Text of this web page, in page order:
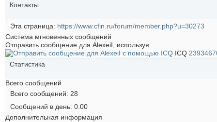
Контакты
Эта страница
https://www.cfin.ru/forum/member.php?u=30273
Система мгновенных сообщений
Отправить сообщение для AlexeiI, используя...
ICQ
Статистика
Всего сообщений
Всего сообщений
28
Сообщений в день 0.00
Дополнительная информация